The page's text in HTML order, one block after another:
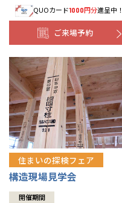
QUOカード1000円分進呈中！
ご来場予約
住まいの探検フェア
構造現場見学会
開催期間